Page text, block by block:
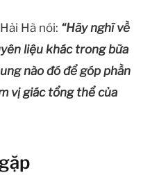
Hà nói: “Hãy nghĩ về
liệu khác trong bữa
nào đó để góp phần
vị giác tổng thể của